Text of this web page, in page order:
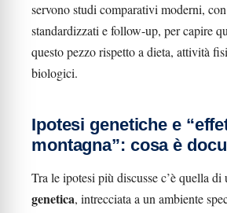
servono studi comparativi moderni,
standardizzati e follow-up, per capire
questo pezzo rispetto a dieta, attività
biologici.
Ipotesi genetiche e
montagna”: cosa è
Tra le ipotesi più discusse c’è quella di
genetica, intrecciata a un ambiente